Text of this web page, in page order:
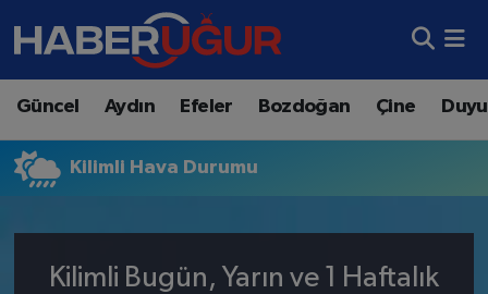
Güncel Aydın Efeler Bozdoğan Çine
Kilimli Hava Durumu
Kilimli Bugün, Yarın ve 1 Haftalık
Aydın Nöbetçi Eczaneler
Aydın Hava Durumu